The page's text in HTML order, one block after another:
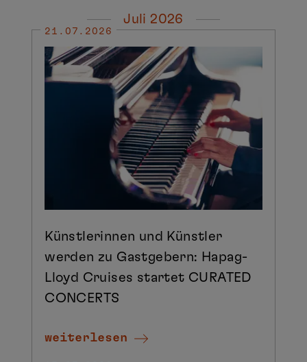
Juli 2026
Künstlerinnen und Künstler
werden zu Gastgebern: Hapag-
Lloyd Cruises startet CURATED
CONCERTS
weiterlesen
21.07.2026